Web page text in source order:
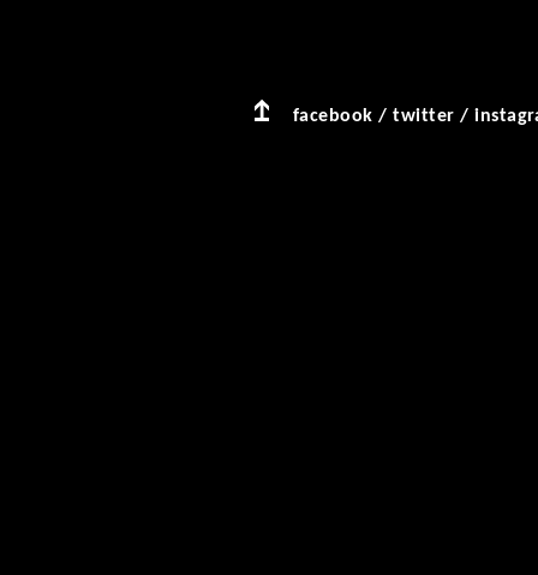
facebook /twitter /